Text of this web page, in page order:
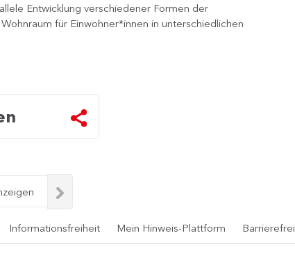
Entwicklung verschiedener Formen der
für Einwohner*innen in unterschiedlichen
Informationsfreiheit Mein Hinweis-Plattform